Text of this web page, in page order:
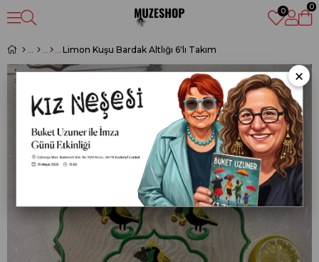
0 0
Limon Kuşu Bardak Altlığı 6'lı Takım
‹
›
×